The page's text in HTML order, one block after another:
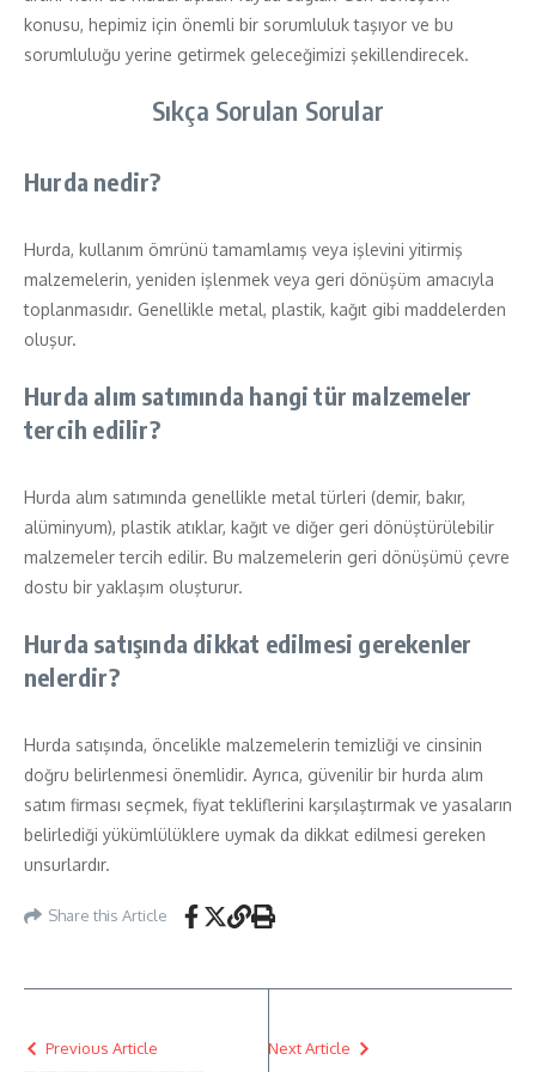
konusu, hepimiz için önemli bir sorumluluk taşıyor ve bu
sorumluluğu yerine getirmek geleceğimizi şekillendirecek.
Sıkça Sorulan Sorular
Hurda nedir?
Hurda, kullanım ömrünü tamamlamış veya işlevini yitirmiş
malzemelerin, yeniden işlenmek veya geri dönüşüm amacıyla
toplanmasıdır. Genellikle metal, plastik, kağıt gibi maddelerden
oluşur.
Hurda alım satımında hangi tür malzemeler
tercih edilir?
Hurda alım satımında genellikle metal türleri (demir, bakır,
alüminyum), plastik atıklar, kağıt ve diğer geri dönüştürülebilir
malzemeler tercih edilir. Bu malzemelerin geri dönüşümü çevre
dostu bir yaklaşım oluşturur.
Hurda satışında dikkat edilmesi gerekenler
nelerdir?
Hurda satışında, öncelikle malzemelerin temizliği ve cinsinin
doğru belirlenmesi önemlidir. Ayrıca, güvenilir bir hurda alım
satım firması seçmek, fiyat tekliflerini karşılaştırmak ve yasaların
belirlediği yükümlülüklere uymak da dikkat edilmesi gereken
unsurlardır.
Share this Article
Previous Article Next Article